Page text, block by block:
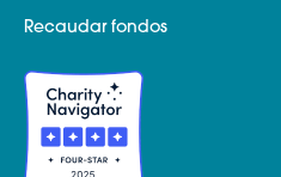
Recaudar fondos